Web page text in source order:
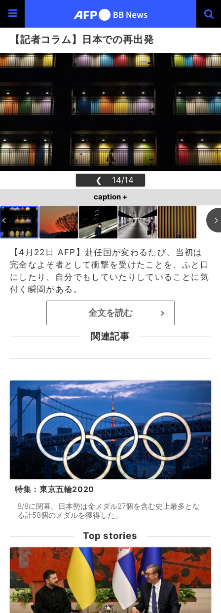
【記者コラム】日本での再出発
❮
14/14
❯
caption +
【4月22日 AFP】赴任国が変わるたび、当初は
完全なよそ者として衝撃を受けたことを、ふと口
にしたり、自分でもしていたりしていることに気
付く瞬間がある。
全文を読む >
関連記事
特集：東京五輪2020
8/8に閉幕。日本勢は金メダル27個を含む史上最多とな
る計58個のメダルを獲得した。
Top stories